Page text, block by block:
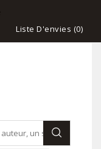
Liste D'envies (0)